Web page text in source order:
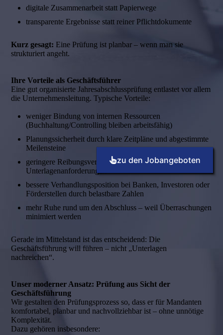
digitale Zusammenarbeit statt Papierwege
transparente Ergebnisse statt reiner Pflichtdokumente
Kurz gesagt: Eine Prüfung ist planbar – wenn man sie
strukturiert angeht.
Ihre Vorteile als Geschäftsführer
Eine gut organisierte Jahresabschlussprüfung entlastet vor allem
die Unternehmensleitung. Typische Vorteile:
weniger Bindung von internen Ressourcen
(Buchhaltung/Controlling bleiben arbeitsfähig)
Planungssicherheit durch klare Zeitpläne und abgestimmte
Meilensteine
geringere Reibungsverluste durch strukturierte
Unterlagenanforderungen
bessere Verhandlungsposition bei Banken, Investoren oder
Förderstellen durch belastbare Zahlen
mehr Ruhe rund um den Abschluss – weil Überraschungen
minimiert werden
Gerade im Mittelstand ist das entscheidend: Die
Geschäftsführung will führen – nicht „Unterlagen
nachreichen“.
Unser moderner Ansatz: Prüfung aus Sicht der
Geschäftsführung
Wir gestalten den Prüfungsprozess so, dass er für Mandanten
komfortabel, planbar und nachvollziehbar ist – ohne unnötige
Komplexität.
Dazu gehören insbesondere:
zu den Jobangeboten